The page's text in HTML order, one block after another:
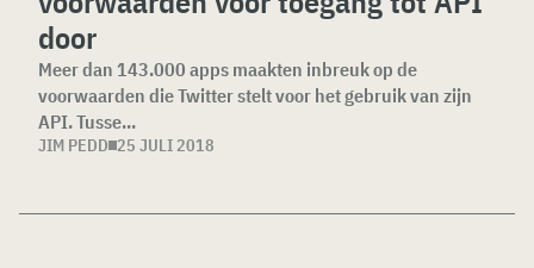
door
Meer dan 143.000 apps maakten inbreuk op de
voorwaarden die Twitter stelt voor het gebruik van zijn
API. Tusse...
JIM PEDD 25 JULI 2018